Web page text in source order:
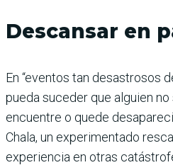
Descansar en
En “eventos tan desastrosos
pueda suceder que alguien
encuentre o quede
Chala, un experimentado
experiencia en otras